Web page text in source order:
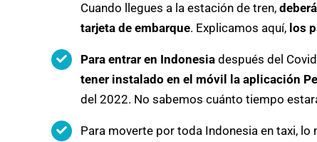
Cuando llegues a la estación de tren,
tarjeta de embarque. Explicamos aquí, los
Para entrar en Indonesiadespués del
tener instalado en el móvil la aplicación
del 2022. No sabemos cuánto tiempo
Para moverte por toda Indonesia en taxi,